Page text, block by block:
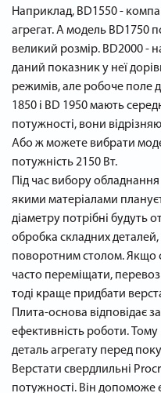
Наприклад, BD1550 -
агрегат. А модель BD1750
великий розмір. BD2000 -
даний показник у неї
режимів, але робоче поле
1850 і BD 1950 мають
потужності, вони
Або ж можете вибрати
потужність 2150 Вт.
Під час вибору
якими матеріалами
діаметру потрібні будуть
обробка складних
поворотним столом. Якщо
часто переміщати,
тоді краще придбати
Плита-основа відповідає
ефективність роботи.
деталь агрегату перед
Верстати свердлильні
потужності. Він допоможе